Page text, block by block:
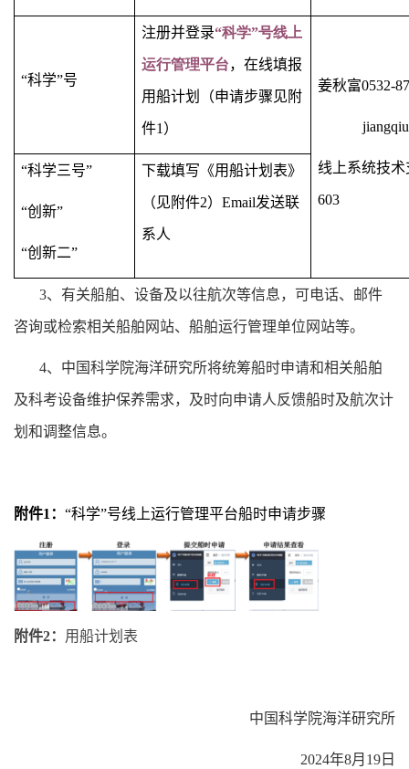
“科学”号
注册并登录“科学”号线上
运行管理平台，在线填报
用船计划（申请步骤见附
件1 ）
姜秋富0532-
线上系统技术
603
“科学三号”
“创新”
“创新二”
下载填写《用船计划表》
（见附件2）Email发送联
系人
3、有关船舶、设备及以往航次等信息，可电话、邮件
咨询或检索相关船舶网站、船舶运行管理单位网站等。
4、 中国科学院海洋研究所将统筹船时申请和相关船舶
及科考设备维护保养需求，及时向申请人反馈船时及航次计
划和调整信息。
附件1 ： “科学”号线上运行管理平台船时申请步骤
附件2： 用船计划表
中国科学院海洋研究所
2024年8月19日